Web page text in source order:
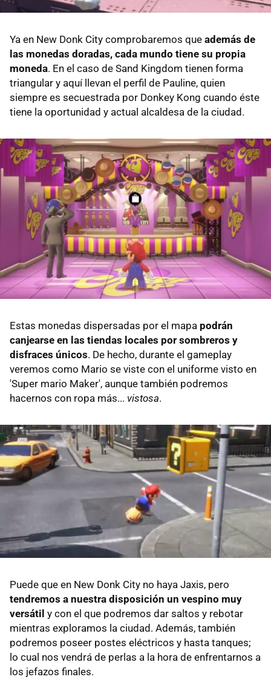
Ya en New Donk City comprobaremos que además de
las monedas doradas, cada mundo tiene su propia
moneda. En el caso de Sand Kingdom tienen forma
triangular y aquí llevan el perfil de Pauline, quien
siempre es secuestrada por Donkey Kong cuando éste
tiene la oportunidad y actual alcaldesa de la ciudad.
Estas monedas dispersadas por el mapa podrán
canjearse en las tiendas locales por sombreros y
disfraces únicos. De hecho, durante el gameplay
veremos como Mario se viste con el uniforme visto en
'Super mario Maker', aunque también podremos
hacernos con ropa más... vistosa.
Puede que en New Donk City no haya Jaxis, pero
tendremos a nuestra disposición un vespino muy
versátil y con el que podremos dar saltos y rebotar
mientras exploramos la ciudad. Además, también
podremos poseer postes eléctricos y hasta tanques;
lo cual nos vendrá de perlas a la hora de enfrentarnos a
los jefazos finales.